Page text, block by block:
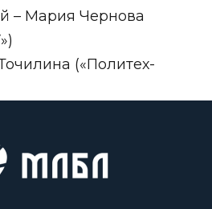
– Мария Чернова
(«Политех-